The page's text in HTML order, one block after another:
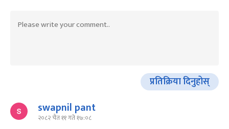
प्रतिक्रिया दिनुहोस्
swapnil pant
२०८२ चैत ११ गते १७:०८